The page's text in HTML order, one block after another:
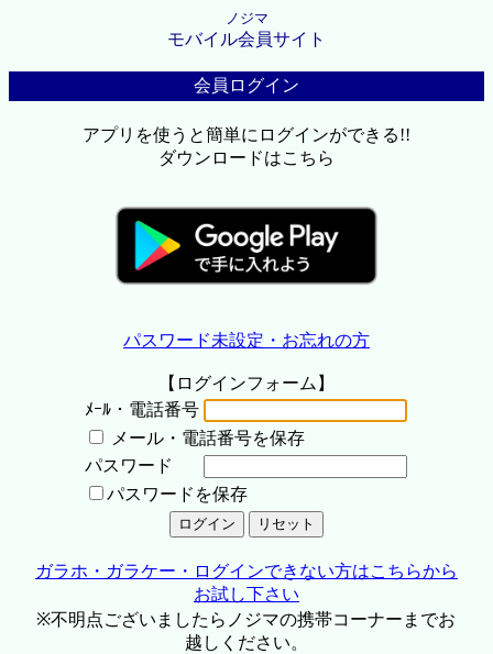
ノジマ
モバイル会員サイト
会員ログイン
アプリを使うと簡単にログインができる!!
ダウンロードはこちら
パスワード未設定・お忘れの方
【ログインフォーム】
ﾒｰﾙ・電話番号
メール・電話番号を保存
パスワード
パスワードを保存
ガラホ・ガラケー・ログインできない方はこちらから
お試し下さい
※不明点ございましたらノジマの携帯コーナーまでお
越しください。